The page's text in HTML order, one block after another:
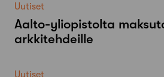
Uutiset
Aalto-​yliopistolta
arkkitehdeille
Uutiset